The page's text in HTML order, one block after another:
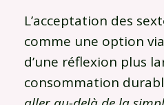
L’acceptation des
comme une option
d’une réflexion plus
consommation